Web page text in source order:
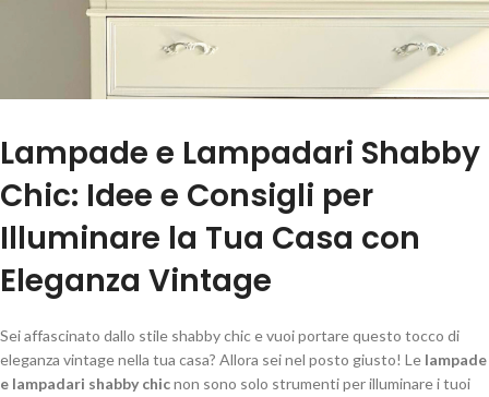
Lampade e Lampadari Shabby
Chic: Idee e Consigli per
Illuminare la Tua Casa con
Eleganza Vintage
Sei affascinato dallo stile shabby chic e vuoi portare questo tocco di
eleganza vintage nella tua casa? Allora sei nel posto giusto! Le lampade
e lampadari shabby chicnon sono solo strumenti per illuminare i tuoi